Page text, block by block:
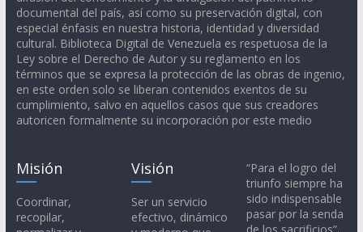
documental del país, así como su preservación digital, con
especial énfasis en nuestra historia, identidad y diversidad
cultural. Biblioteca Digital de Venezuela es respetuosa de la
Ley sobre el Derecho de Autor y su reglamento en los
términos que se expresa la protección de las obras de ingenio,
en este orden solo se liberan contenidos exentos de su
cumplimiento, salvo en aquellos casos que sus creadores
autoricen formalmente su incorporación por este medio
Misión
Coordinar,
recopilar,
Visión
Ser un servicio
efectivo, dinámico
“Para el logro del
triunfo siempre ha
sido indispensable
pasar por la senda